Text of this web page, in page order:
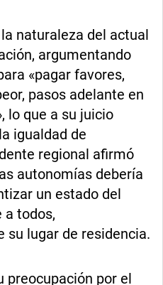
naturaleza del actual
argumentando
«pagar favores,
pasos adelante en
lo que a su juicio
igualdad de
regional afirmó
autonomías debería
un estado del
a todos,
su lugar de residencia.
por el